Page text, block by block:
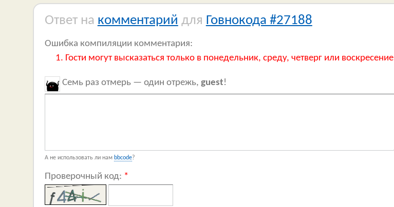
Ответ на комментарий для Говнокода #27188
Ошибка компиляции комментария:
Гости могут высказаться только в понедельник, среду, четверг или воскресение
Семь раз отмерь — один отрежь, guest!
А не использовать ли нам bbcode?
Проверочный код: *